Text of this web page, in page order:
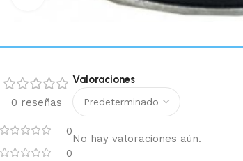
0 reseñas
0
0
Valoraciones
No hay valoraciones aún.